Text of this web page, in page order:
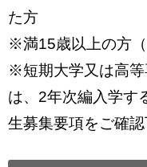
た方
※満15歳以上の方（
※短期大学又は高
は、2年次編入学す
生募集要項をご確認